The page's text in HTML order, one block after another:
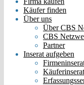
Käufer finden
Über uns
Über CBS
CBS
Partner
Inserat aufgeben
Käuferinserat